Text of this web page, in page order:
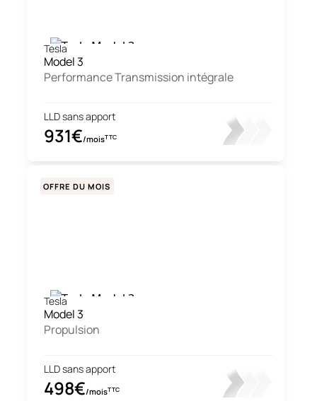
Tesla
Model 3
Performance Transmission intégrale
LLD sans apport
931€/moisTTC
Tesla
Model 3
Propulsion
LLD sans apport
498€/moisTTC
OFFRE DU MOIS